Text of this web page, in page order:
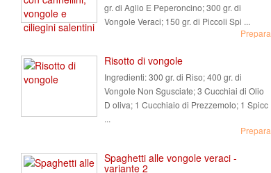
gr. di Aglio E Peperoncino; 300 gr. di
Vongole Veraci; 150 gr. di Piccoli Spi ...
Prepara
Risotto di vongole
Ingredienti:300 gr. di Riso; 400 gr. di
Vongole Non Sgusciate; 3 Cucchiai di Olio
D oliva; 1 Cucchiaio di Prezzemolo; 1 Spicc
...
Prepara
Spaghetti alle vongole veraci -
variante 2